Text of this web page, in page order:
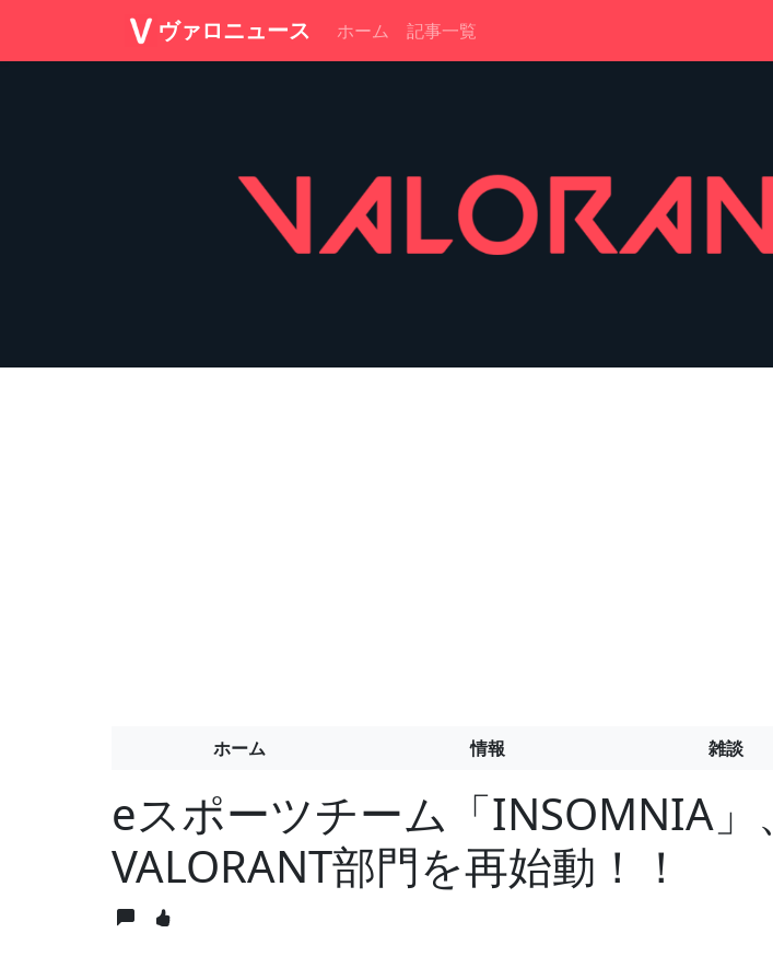
ヴァロニュース ホーム 記事一覧
ホーム 情報 雑談
eスポーツチーム「INSOMNIA」、
VALORANT部門を再始動！！